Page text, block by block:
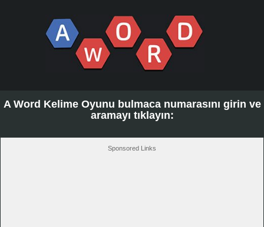
A Word Kelime Oyunu bulmaca numarasını girin ve
aramayı tıklayın:
Sponsored Links